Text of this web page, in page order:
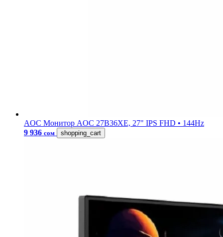
AOC Монитор AOC 27B36XE, 27" IPS FHD • 144Hz
9 936 сом shopping_cart